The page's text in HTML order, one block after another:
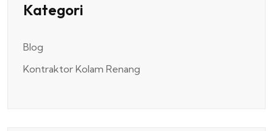
Kategori
Blog
Kontraktor Kolam Renang